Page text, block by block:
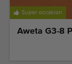
Super occasion
Aweta G3-8